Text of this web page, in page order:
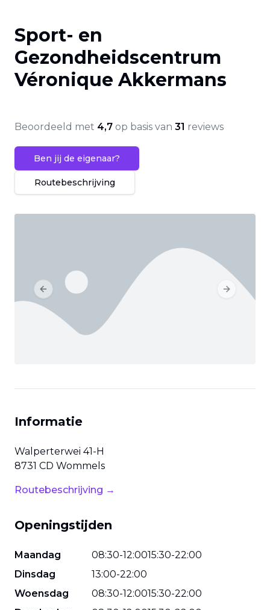
Sport- en
Gezondheidscentrum
Véronique Akkermans
Beoordeeld met 4,7 op basis van 31 reviews
Ben jij de eigenaar?
Routebeschrijving
Previous slide Next slide
Informatie
Walperterwei 41-H
8731 CD Wommels
Routebeschrijving →
Openingstijden
Maandag 08:30-12:0015:30-22:00
Dinsdag
13:00-22:00
Woensdag
08:30-12:0015:30-22:00